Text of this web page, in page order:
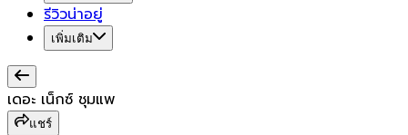
รีวิวน่าอยู่
เพิ่มเติม
เดอะ เน็กซ์ ชุมแพ
แชร์